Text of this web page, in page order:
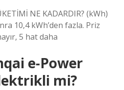
NE KADARDIR? (kWh)
10,4 kWh’den fazla. Priz
5 hat daha
e-Power
mi?